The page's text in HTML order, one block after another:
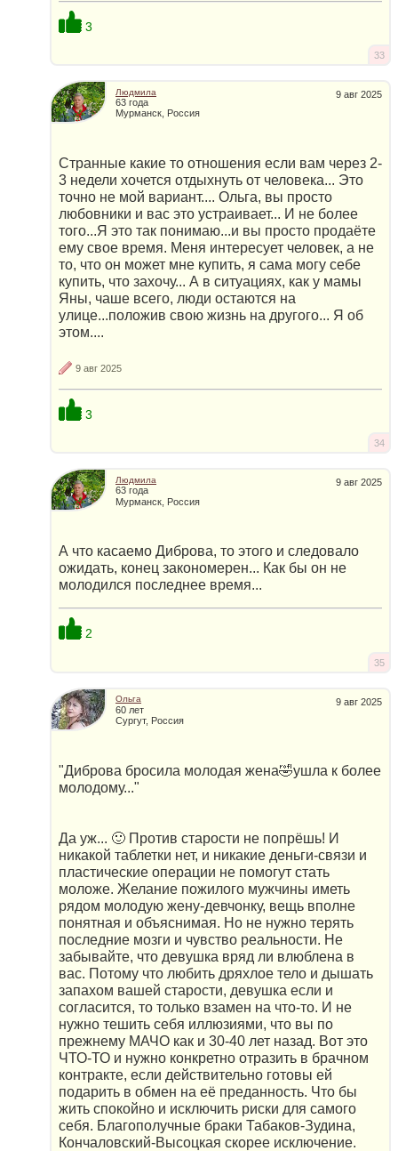
3
33
9 авг 2025
Людмила
63 года
Мурманск, Россия
Странные какие то отношения если вам через 2-
3 недели хочется отдыхнуть от человека... Это
точно не мой вариант.... Ольга, вы просто
любовники и вас это устраивает... И не более
того...Я это так понимаю...и вы просто продаёте
ему свое время. Меня интересует человек, а не
то, что он может мне купить, я сама могу себе
купить, что захочу... А в ситуациях, как у мамы
Яны, чаше всего, люди остаются на
улице...положив свою жизнь на другого... Я об
этом....
9 авг 2025
3
34
9 авг 2025
Людмила
63 года
Мурманск, Россия
А что касаемо Диброва, то этого и следовало
ожидать, конец закономерен... Как бы он не
молодился последнее время...
2
35
9 авг 2025
Ольга
60 лет
Сургут, Россия
"Диброва бросила молодая жена🤣ушла к более
молодому..."
Да уж... 🙂 Против старости не попрёшь! И
никакой таблетки нет, и никакие деньги-связи и
пластические операции не помогут стать
моложе. Желание пожилого мужчины иметь
рядом молодую жену-девчонку, вещь вполне
понятная и объяснимая. Но не нужно терять
последние мозги и чувство реальности. Не
забывайте, что девушка вряд ли влюблена в
вас. Потому что любить дряхлое тело и дышать
запахом вашей старости, девушка если и
согласится, то только взамен на что-то. И не
нужно тешить себя иллюзиями, что вы по
прежнему МАЧО как и 30-40 лет назад. Вот это
ЧТО-ТО и нужно конкретно отразить в брачном
контракте, если действительно готовы ей
подарить в обмен на её преданность. Что бы
жить спокойно и исключить риски для самого
себя. Благополучные браки Табаков-Зудина,
Кончаловский-Высоцкая скорее исключение.